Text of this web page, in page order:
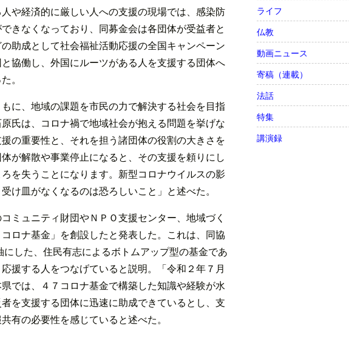
や経済的に厳しい人への支援の現場では、感染防
きなくなっており、同募金会は各団体が受益者と
助成として社会福祉活動応援の全国キャンペーン
協働し、外国にルーツがある人を支援する団体へ
。
に、地域の課題を市民の力で解決する社会を目指
氏は、コロナ禍で地域社会が抱える問題を挙げな
の重要性と、それを担う諸団体の役割の大きさを
が解散や事業停止になると、その支援を頼りにし
を失うことになります。新型コロナウイルスの影
け皿がなくなるのは恐ろしいこと」と述べた。
ミュニティ財団やＮＰＯ支援センター、地域づく
ロナ基金」を創設したと発表した。これは、同協
にした、住民有志によるボトムアップ型の基金であ
援する人をつなげていると説明。「令和２年７月
では、４７コロナ基金で構築した知識や経験が水
を支援する団体に迅速に助成できているとし、支
有の必要性を感じていると述べた。
ライフ
仏教
動画ニュース
寄稿（連載）
法話
特集
講演録